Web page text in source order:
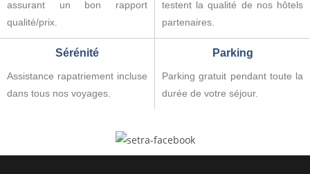
assurant un bon rapport
qualité/prix.
testent la qualité de nos hôtels
partenaires.
Sérénité
Assistance rapatriement incluse
dans tous nos voyages.
Parking
Parking gratuit pendant toute la
durée de votre séjour.